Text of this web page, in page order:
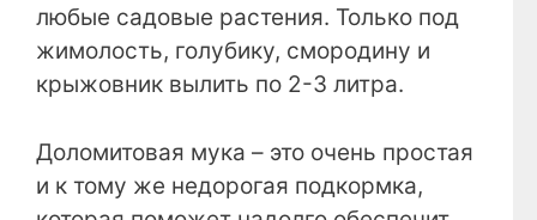
любые садовые растения. Только под
жимолость, голубику, смородину и
крыжовник вылить по 2-3 литра.
Доломитовая мука – это очень простая
и к тому же недорогая подкормка,